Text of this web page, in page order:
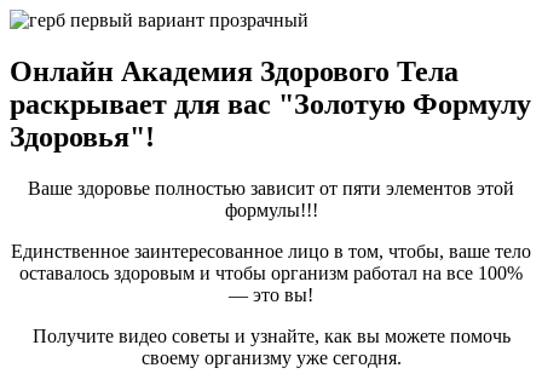
Онлайн Академия Здорового Тела
раскрывает для вас "Золотую Формулу
Здоровья"!
Ваше здоровье полностью зависит от пяти элементов этой
формулы!!!
Единственное заинтересованное лицо в том, чтобы, ваше тело
оставалось здоровым и чтобы организм работал на все 100%
— это вы!
Получите видео советы и узнайте, как вы можете помочь
своему организму уже сегодня.